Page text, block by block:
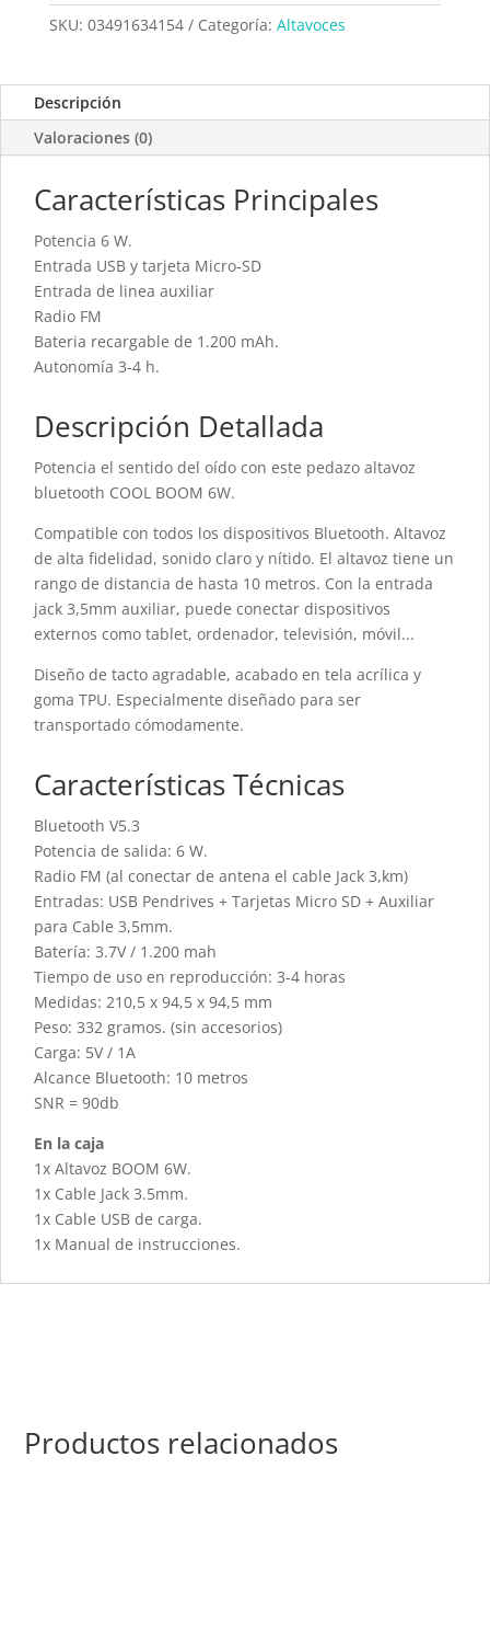
Cool
cantidad
SKU: 03491634154 Categoría: Altavoces
Descripción
Valoraciones (0)
Características Principales
Potencia 6 W.
Entrada USB y tarjeta Micro-SD
Entrada de linea auxiliar
Radio FM
Bateria recargable de 1.200 mAh.
Autonomía 3-4 h.
Descripción Detallada
Potencia el sentido del oído con este pedazo altavoz
bluetooth COOL BOOM 6W.
Compatible con todos los dispositivos Bluetooth. Altavoz
de alta fidelidad, sonido claro y nítido. El altavoz tiene un
rango de distancia de hasta 10 metros. Con la entrada
jack 3,5mm auxiliar, puede conectar dispositivos
externos como tablet, ordenador, televisión, móvil...
Diseño de tacto agradable, acabado en tela acrílica y
goma TPU. Especialmente diseñado para ser
transportado cómodamente.
Características Técnicas
Bluetooth V5.3
Potencia de salida: 6 W.
Radio FM (al conectar de antena el cable Jack 3,km)
Entradas: USB Pendrives + Tarjetas Micro SD + Auxiliar
para Cable 3,5mm.
Batería: 3.7V / 1.200 mah
Tiempo de uso en reproducción: 3-4 horas
Medidas: 210,5 x 94,5 x 94,5 mm
Peso: 332 gramos. (sin accesorios)
Carga: 5V / 1A
Alcance Bluetooth: 10 metros
SNR = 90db
En la caja
1x Altavoz BOOM 6W.
1x Cable Jack 3.5mm.
1x Cable USB de carga.
1x Manual de instrucciones.
Productos relacionados